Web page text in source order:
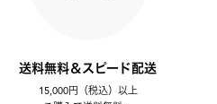
送料無料＆スピード配送
15,000円（税込）以上